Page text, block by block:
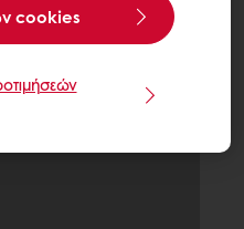
cookies